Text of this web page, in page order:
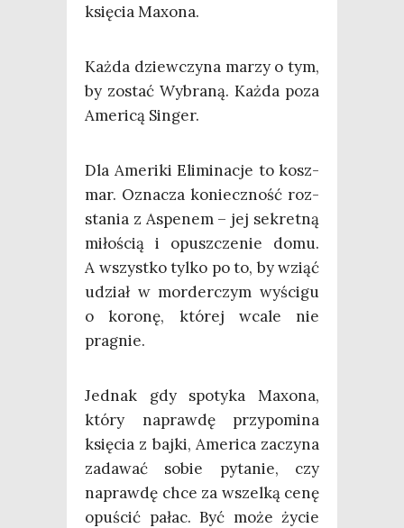
księ­cia Maxona.
Każ­da dziew­czy­na marzy o tym,
by zostać Wybra­ną. Każ­da poza
Ame­ri­cą Singer.
Dla Ame­ri­ki Eli­mi­na­cje to kosz­
mar. Ozna­cza koniecz­ność roz­
sta­nia z Aspe­nem – jej sekret­ną
miło­ścią i opusz­cze­nie domu.
A wszyst­ko tyl­ko po to, by wziąć
udział w mor­der­czym wyści­gu
o koro­nę, któ­rej wca­le nie
pragnie.
Jed­nak gdy spo­ty­ka Maxo­na,
któ­ry napraw­dę przy­po­mi­na
księ­cia z baj­ki, Ame­ri­ca zaczy­na
zada­wać sobie pyta­nie, czy
napraw­dę chce za wszel­ką cenę
opu­ścić pałac. Być może życie